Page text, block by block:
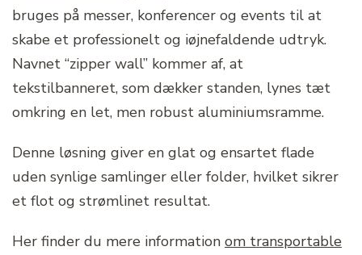
bruges på messer, konferencer og events til at
skabe et professionelt og iøjnefaldende udtryk.
Navnet “zipper wall” kommer af, at
tekstilbanneret, som dækker standen, lynes tæt
omkring en let, men robust aluminiumsramme.
Denne løsning giver en glat og ensartet flade
uden synlige samlinger eller folder, hvilket sikrer
et flot og strømlinet resultat.
Her finder du mere information om transportable